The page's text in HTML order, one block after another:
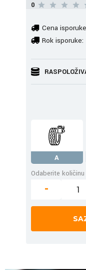
0
Cena
Rok isporuke:
A
Odaberite količinu
-